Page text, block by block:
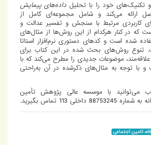
خود را با تحلیل داده‌های پیمایش
می‌کند و شامل مجموعه‌ای کامل از
مرتبط با سنجش و تفسیر عدالت و
که در کنار هرکدام از این روش‌ها از مثال‌های
شده است و کدهای دستوری نرم‌افزار استاتا
تنوع روش‌های بحث شده در این کتاب برای
موضوعات جدیدی را مطرح می‌کند که با
و با توجه به مثال‌های ذکرشده در آن به‌راحتی
می‌توانید با موسسه عالی پژوهش تأمین
113 تماس بگیرید.
تامین اجتماعی